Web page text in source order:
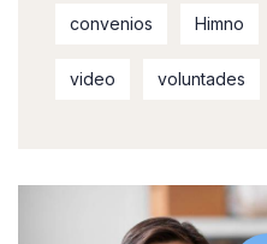
convenios Himno
video voluntades